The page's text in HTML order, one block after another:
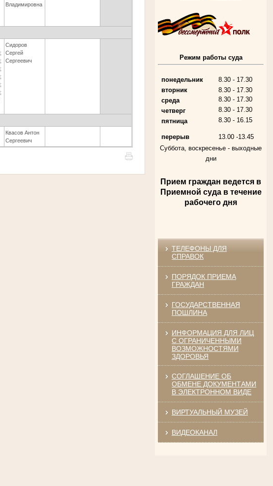
Алферьев Сергей Григорьевич
Участник Великой Отечественной войны
народного суда
в период с 1954 по 1982 гг.
Андрющенкова Тамара Ивановна
Труженица тыла в годы
Великой Отечественной войны
Судья Белгородского областного суда
Председатель Губкинского районного
суда
в период с 1965 по 1984 гг.
Винник Евдокия Трофимовна
Режим работы суда
понедельник
8.30 - 17.30
вторник
8.30 - 17.30
среда
8.30 - 17.30
четверг
8.30 - 17.30
пятница
8.30 - 16.15
перерыв
13.00 -13.45
Суббота, воскресенье - выходные
дни
Прием граждан ведется в
Приемной суда в течение
рабочего дня
ТЕЛЕФОНЫ ДЛЯ
СПРАВОК
ПОРЯДОК ПРИЕМА
ГРАЖДАН
ГОСУДАРСТВЕННАЯ
ПОШЛИНА
ИНФОРМАЦИЯ ДЛЯ ЛИЦ
С ОГРАНИЧЕННЫМИ
ВОЗМОЖНОСТЯМИ
ЗДОРОВЬЯ
СОГЛАШЕНИЕ ОБ
ОБМЕНЕ ДОКУМЕНТАМИ
В ЭЛЕКТРОННОМ ВИДЕ
ВИРТУАЛЬНЫЙ МУЗЕЙ
ВИДЕОКАНАЛ
Владимировна
Сидоров
Сергей
Сергеевич
Квасов Антон
Сергеевич